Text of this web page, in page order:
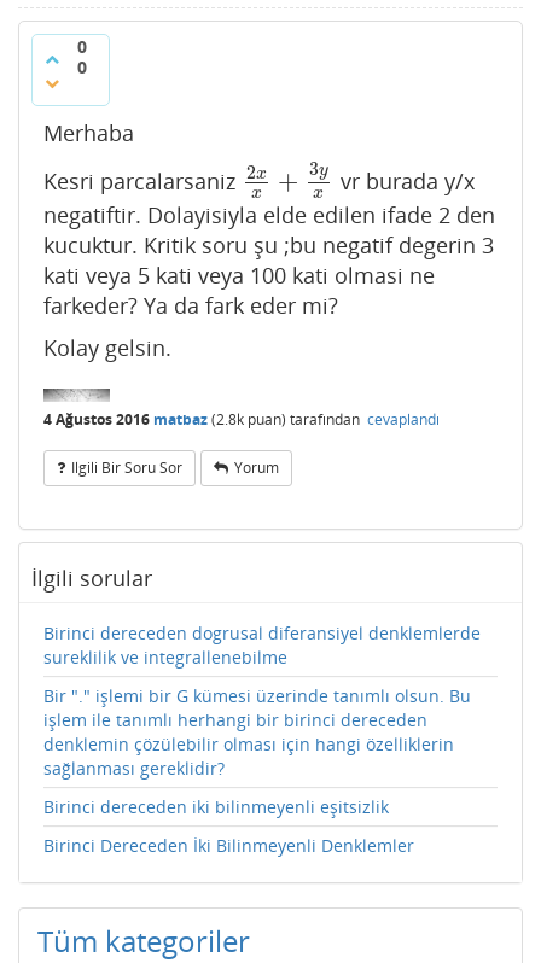
0
0
Merhaba
Kesri parcalarsaniz 2x
x
+ 3y
x
2xx +3 yx
vr burada y/x
negatiftir. Dolayisiyla elde edilen ifade 2 den
kucuktur. Kritik soru şu ;bu negatif degerin 3
kati veya 5 kati veya 100 kati olmasi ne
farkeder? Ya da fark eder mi?
Kolay gelsin.
4 Ağustos 2016 matbaz(2.8k puan) tarafından cevaplandı
Ilgili Bir Soru Sor Yorum
İlgili sorular
Birinci dereceden dogrusal diferansiyel denklemlerde
sureklilik ve integrallenebilme
Bir "." işlemi bir G kümesi üzerinde tanımlı olsun. Bu
işlem ile tanımlı herhangi bir birinci dereceden
denklemin çözülebilir olması için hangi özelliklerin
sağlanması gereklidir?
Birinci dereceden iki bilinmeyenli eşitsizlik
Birinci Dereceden İki Bilinmeyenli Denklemler
Tüm kategoriler